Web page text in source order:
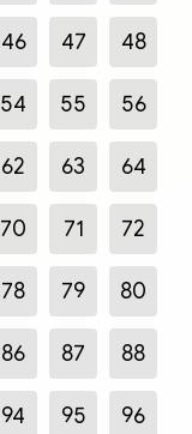
46 47 48
54 55 56
62 63 64
70 71 72
78 79 80
86 87 88
94 95 96